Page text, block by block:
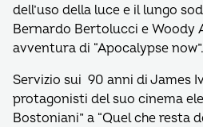
dell’uso della luce e il lungo
Bernardo Bertolucci e Woody
avventura di “Apocalypse now”.
Servizio sui 90 anni di James
protagonisti del suo cinema
Bostoniani” a “Quel che resta